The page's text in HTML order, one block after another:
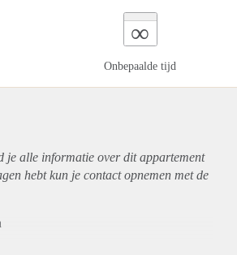
∞
Onbepaalde tijd
je alle informatie over ditappartement
hebt kun je contact opnemen met de